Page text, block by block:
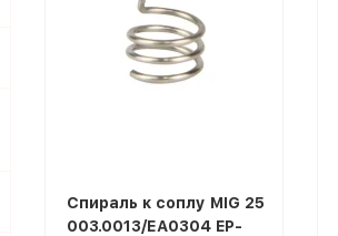
Спираль к соплу MIG 25
003.0013/ЕА0304 EP-